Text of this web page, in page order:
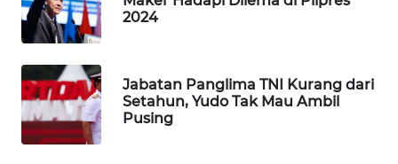
2024
Jabatan Panglima TNI Kurang dari
Setahun, Yudo Tak Mau Ambil
Pusing
WAHANA
UMKM
WAHANA
SELEB